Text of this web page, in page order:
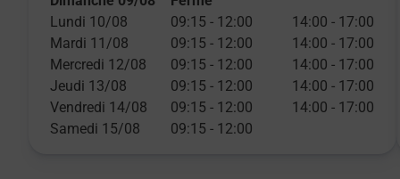
Lundi 10/08
09:15 - 12:00 14:00 - 17:00
Mardi 11/08
09:15 - 12:00 14:00 - 17:00
Mercredi 12/08
09:15 - 12:00 14:00 - 17:00
Jeudi 13/08
09:15 - 12:00 14:00 - 17:00
Vendredi 14/08
09:15 - 12:00 14:00 - 17:00
Samedi 15/08
09:15 - 12:00